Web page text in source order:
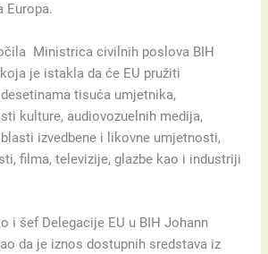
Europa.
Ministrica civilnih poslova BIH
je istakla da će EU pružiti
tisuća umjetnika,
kulture, audiovozuelnih medija,
izvedbene i likovne umjetnosti,
filma, televizije, glazbe kao i industriji
i šef Delegacije EU u BIH Johann
da je iznos dostupnih sredstava iz